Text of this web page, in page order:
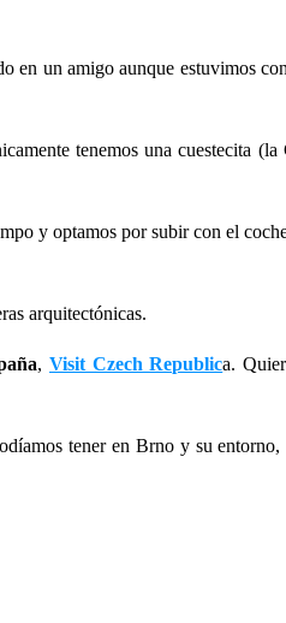
en un amigo aunque estuvimos
tenemos una cuestecita (la
y optamos por subir con el
arquitectónicas.
,Visit Czech Republica.
tener en Brno y su